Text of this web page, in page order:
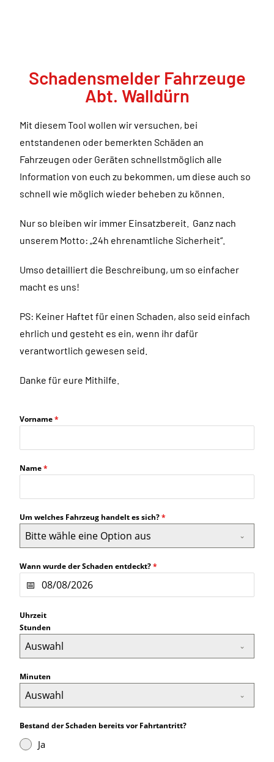
Schadensmelder Fahrzeuge
Abt. Walldürn
Mit diesem Tool wollen wir versuchen, bei
entstandenen oder bemerkten Schäden an
Fahrzeugen oder Geräten schnellstmöglich alle
Information von euch zu bekommen, um diese auch so
schnell wie möglich wieder beheben zu können.
Nur so bleiben wir immer Einsatzbereit. Ganz nach
unserem Motto: „24h ehrenamtliche Sicherheit“.
Umso detailliert die Beschreibung, um so einfacher
macht es uns!
PS: Keiner Haftet für einen Schaden, also seid einfach
ehrlich und gesteht es ein, wenn ihr dafür
verantwortlich gewesen seid.
Danke für eure Mithilfe.
Vorname*
Name*
Um welches Fahrzeug handelt es sich?*
Bitte wähle eine Option aus
Wann wurde der Schaden entdeckt?*
Uhrzeit
Stunden
Auswahl
Minuten
Auswahl
Bestand der Schaden bereits vor Fahrtantritt?
Ja